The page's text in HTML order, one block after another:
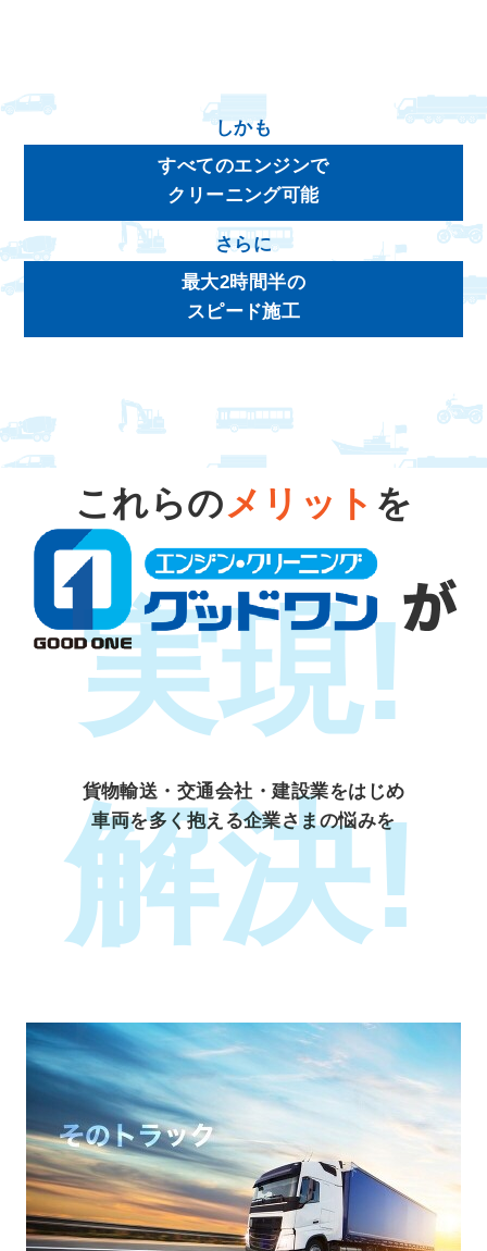
しかも
すべてのエンジンで
クリーニング可能
さらに
最大2時間半の
スピード施工
これらのメリット を
実現!
貨物輸送・交通会社・建設業をはじめ
車両を多く抱える企業さまの悩みを
解決!